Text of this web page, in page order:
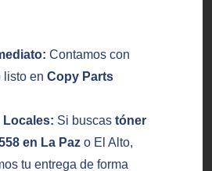
Contamos con
listo enCopy Parts
Locales: Si buscastóner
en La Paz o El Alto,
tu entrega de forma